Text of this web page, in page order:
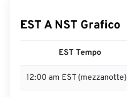
EST A NST Grafico
EST Tempo
12:00 am EST (mezzanotte)